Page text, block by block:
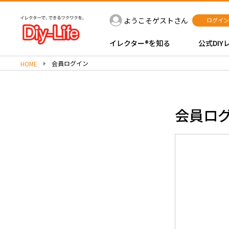
ようこそゲストさん ログイン
イレクター®を知る 公式DIY
HOME 会員ログイン
会員ロ